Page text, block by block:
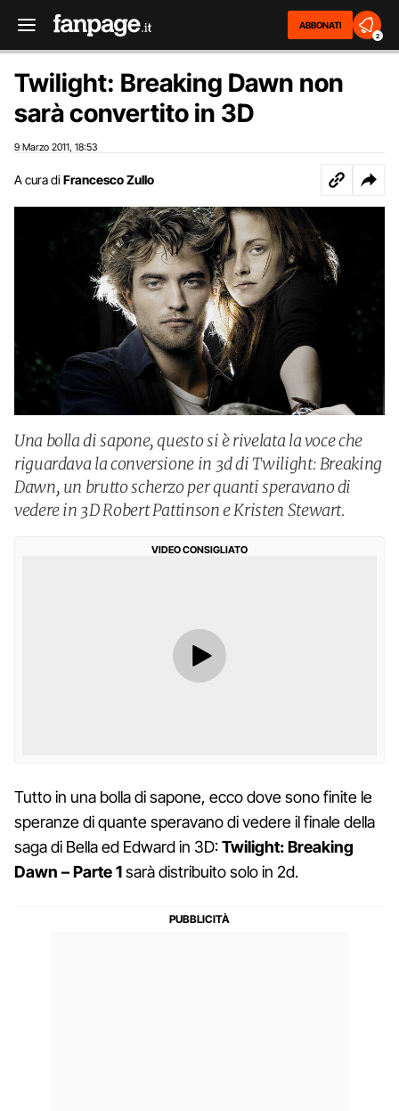
ABBONATI
2
Twilight: Breaking Dawn non
sarà convertito in 3D
9 Marzo 2011 18:53
A cura di Francesco Zullo
Una bolla di sapone, questo si è rivelata la voce che
riguardava la conversione in 3d di Twilight: Breaking
Dawn, un brutto scherzo per quanti speravano di
vedere in 3D Robert Pattinson e Kristen Stewart.
VIDEO CONSIGLIATO
Tutto in una bolla di sapone, ecco dove sono finite le
speranze di quante speravano di vedere il finale della
saga di Bella ed Edward in 3D:Twilight: Breaking
Dawn – Parte 1sarà distribuito solo in 2d.